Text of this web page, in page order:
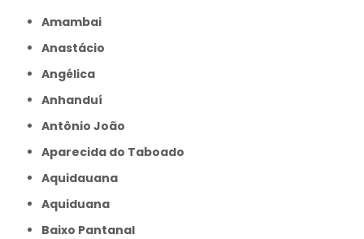
Amambai
Anastácio
Angélica
Anhanduí
Antônio João
Aparecida do Taboado
Aquidauana
Aquiduana
Baixo Pantanal